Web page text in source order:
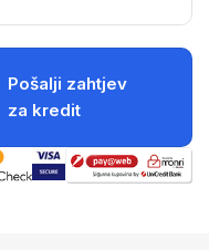
Pošalji zahtjev
za kredit